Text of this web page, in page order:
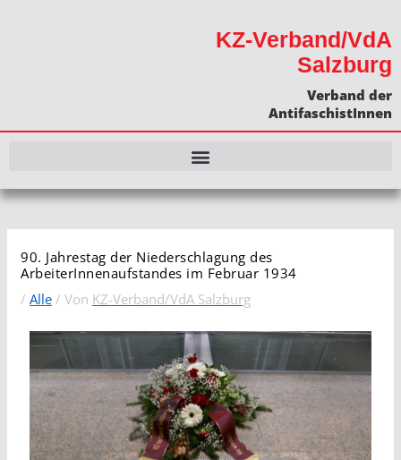
KZ-Verband/VdA
Salzburg
Verband der
AntifaschistInnen
90. Jahrestag der Niederschlagung des
ArbeiterInnenaufstandes im Februar 1934
/Alle / Von KZ-Verband/VdA Salzburg